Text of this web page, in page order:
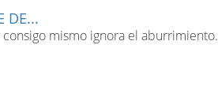
DE...
mismo ignora el aburrimiento.